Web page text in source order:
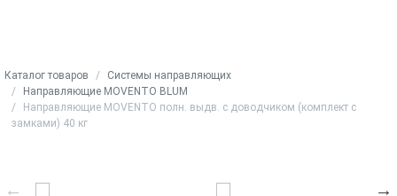
Каталог товаров
Системы направляющих
Направляющие MOVENTO BLUM
Направляющие MOVENTO полн. выдв. с доводчиком (комплект с
замками) 40 кг